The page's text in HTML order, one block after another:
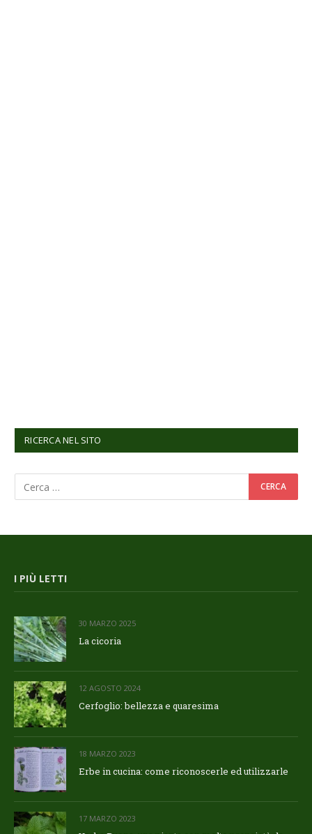
RICERCA NEL SITO
I PIÙ LETTI
30 MARZO 2025
La cicoria
12 AGOSTO 2024
Cerfoglio: bellezza e quaresima
18 MARZO 2023
Erbe in cucina: come riconoscerle ed utilizzarle
17 MARZO 2023